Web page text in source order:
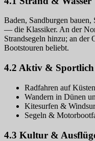
Baden, Sandburgen bauen,
— die Klassiker. An der
Strandsegeln hinzu; an der
Bootstouren beliebt.
4.2 Aktiv & Sportlich
Radfahren auf
Wandern in Dünen
Kitesurfen &
Segeln &
4.3 Kultur &